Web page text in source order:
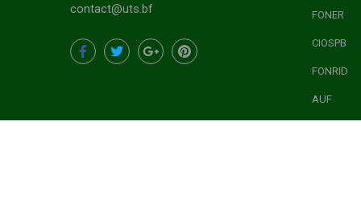
contact@uts.bf FONER
CIOSPB
FONRID
AUF